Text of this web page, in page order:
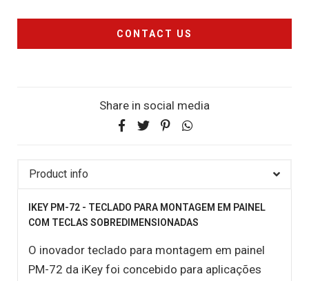
CONTACT US
Share in social media
Product info
IKEY PM-72 - TECLADO PARA MONTAGEM EM PAINEL
COM TECLAS SOBREDIMENSIONADAS
O inovador teclado para montagem em painel
PM-72 da iKey foi concebido para aplicações